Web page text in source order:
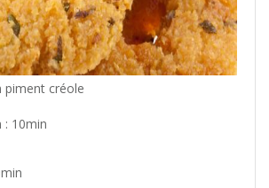
piment créole
: 10min